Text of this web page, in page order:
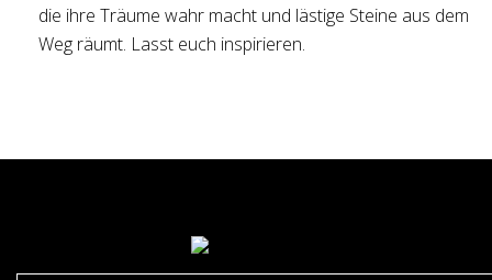
die ihre Träume wahr macht und lästige Steine aus dem
Weg räumt. Lasst euch inspirieren.